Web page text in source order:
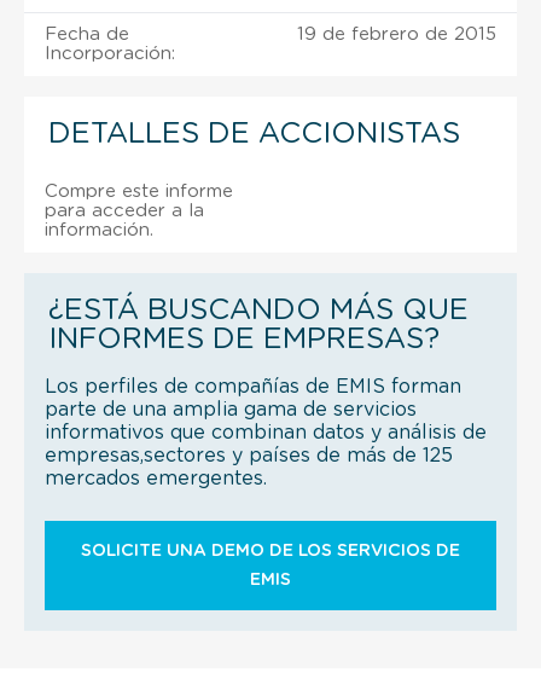
Fecha de
Incorporación:
19 de febrero de 2015
DETALLES DE ACCIONISTAS
Compre este informe
para acceder a la
información.
¿ESTÁ BUSCANDO MÁS QUE
INFORMES DE EMPRESAS?
Los perfiles de compañías de EMIS forman
parte de una amplia gama de servicios
informativos que combinan datos y análisis de
empresas,sectores y países de más de 125
mercados emergentes.
SOLICITE UNA DEMO DE LOS SERVICIOS DE
EMIS